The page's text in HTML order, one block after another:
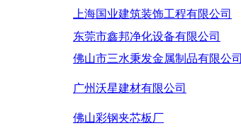
上海国业建筑装饰工程有限公司
东莞市鑫邦净化设备有限公司
佛山市三水秉发金属制品有限公司
广州沃星建材有限公司
佛山彩钢夹芯板厂